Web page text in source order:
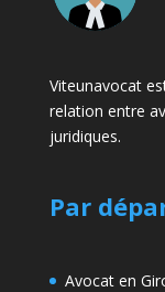
Viteunavocat
relation entre
juridiques.
Par
Avocat en